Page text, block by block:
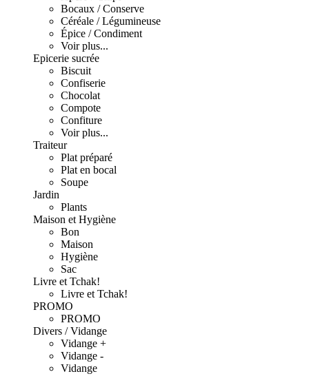
Bocaux / Conserve
Céréale / Légumineuse
Épice / Condiment
Voir plus...
Epicerie sucrée
Biscuit
Confiserie
Chocolat
Compote
Confiture
Voir plus...
Traiteur
Plat préparé
Plat en bocal
Soupe
Jardin
Plants
Maison et Hygiène
Bon
Maison
Hygiène
Sac
Livre et Tchak!
Livre et Tchak!
PROMO
PROMO
Divers / Vidange
Vidange +
Vidange -
Vidange